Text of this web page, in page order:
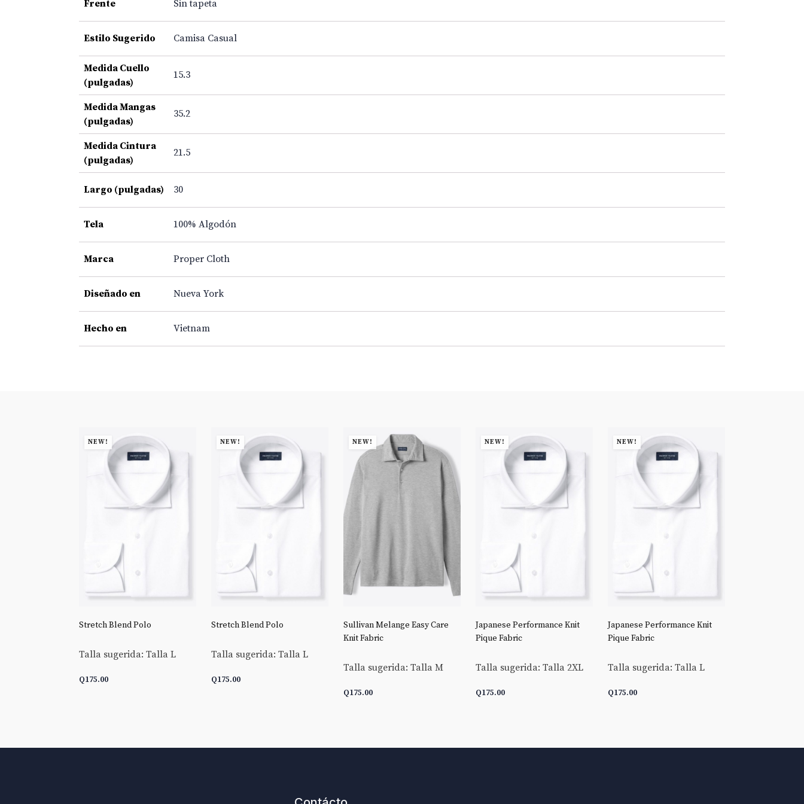
Frente Sin tapeta
Estilo Sugerido Camisa Casual
Medida Cuello
(pulgadas)
15.3
Medida Mangas
(pulgadas)
35.2
Medida Cintura
(pulgadas)
21.5
Largo (pulgadas) 30
Tela 100% Algodón
Marca Proper Cloth
Diseñado en Nueva York
Hecho en Vietnam
NEW!
Stretch Blend Polo
Talla sugerida: Talla L
Q175.00
NEW!
Stretch Blend Polo
Talla sugerida: Talla L
Q175.00
NEW!
Sullivan Melange Easy Care
Knit Fabric
Talla sugerida: Talla M
Q175.00
NEW!
Japanese Performance Knit
Pique Fabric
Talla sugerida: Talla 2XL
Q175.00
NEW!
Japanese Performance Knit
Pique Fabric
Talla sugerida: Talla L
Q175.00